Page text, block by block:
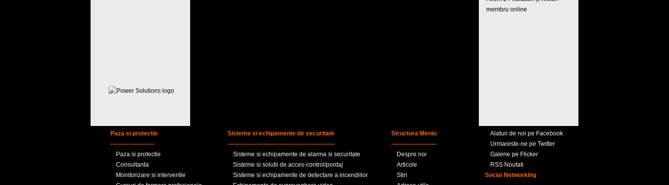
membru online
Paza si protectie
----------------------
Paza si protectie
Consultanta
Monitorizare si interventie
Sisteme si echipamente de securitate
------------------------------------------------------
Sisteme si echipamente de alarma si securitate
Sisteme si solutii de acces-control/pontaj
Sisteme si echipamente de detectare a incendiilor
Structura Meniu
-----------------------
Despre noi
Articole
Stiri
Alaturi de noi pe Facebook
Urmareste-ne pe Twitter
Galerie pe Flicker
RSS Noutati
Social Networking